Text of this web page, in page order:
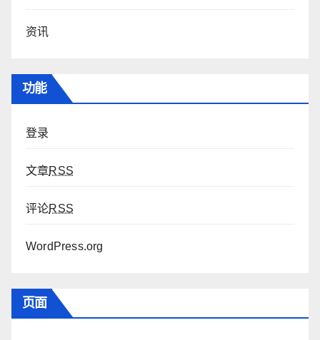
资讯
功能
登录
文章RSS
评论RSS
WordPress.org
页面